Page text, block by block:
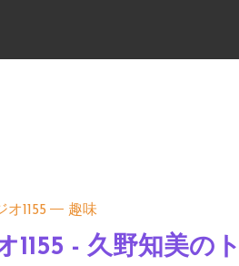
1155 趣味
1155 - 久野知美の